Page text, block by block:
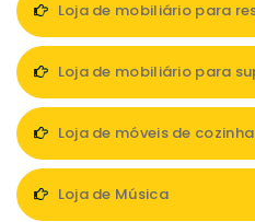
Loja de mobiliário para
Loja de mobiliário para
Loja de móveis de cozinha
Loja de Música